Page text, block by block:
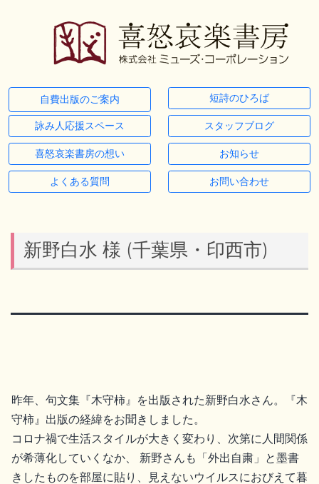
自費出版のご案内 短詩のひろば
詠み人応援スペース スタッフブログ
喜怒哀楽書房の想い お知らせ
よくある質問 お問い合わせ
新野白水 様 (千葉県・印西市)
昨年、句文集『木守柿』を出版された新野白水さん。『木
守柿』出版の経緯をお聞きしました。
コロナ禍で生活スタイルが大きく変わり、次第に人間関係
が希薄化していくなか、 新野さんも「外出自粛」と墨書
きしたものを部屋に貼り、見えないウイルスにおびえて暮